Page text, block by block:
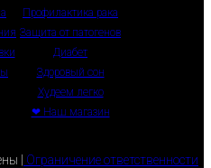
Профилактика рака
Защита от патогенов
Диабет
Здоровый сон
Худеем легко
❤ Наш магазин
| Ограничение ответственности